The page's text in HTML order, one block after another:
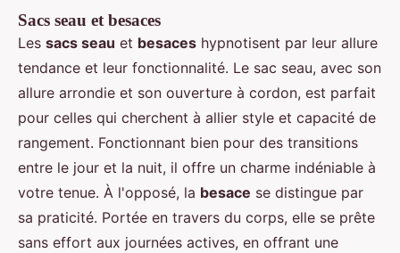
Sacs seau et besaces
Les sacs seau et besaces hypnotisent par leur allure
tendance et leur fonctionnalité. Le sac seau, avec son
allure arrondie et son ouverture à cordon, est parfait
pour celles qui cherchent à allier style et capacité de
rangement. Fonctionnant bien pour des transitions
entre le jour et la nuit, il offre un charme indéniable à
votre tenue. À l'opposé, la besace se distingue par
sa praticité. Portée en travers du corps, elle se prête
sans effort aux journées actives, en offrant une